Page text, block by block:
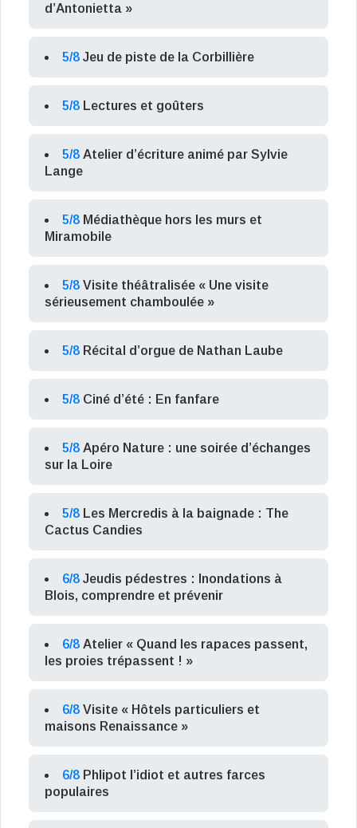
d’Antonietta »
5/8 Jeu de piste de la Corbillière
5/8 Lectures et goûters
5/8 Atelier d’écriture animé par Sylvie
Lange
5/8 Médiathèque hors les murs et
Miramobile
5/8 Visite théâtralisée « Une visite
sérieusement chamboulée »
5/8 Récital d’orgue de Nathan Laube
5/8 Ciné d’été : En fanfare
5/8 Apéro Nature : une soirée d’échanges
sur la Loire
5/8 Les Mercredis à la baignade : The
Cactus Candies
6/8 Jeudis pédestres : Inondations à
Blois, comprendre et prévenir
6/8 Atelier « Quand les rapaces passent,
les proies trépassent ! »
6/8 Visite « Hôtels particuliers et
maisons Renaissance »
6/8 Phlipot l’idiot et autres farces
populaires